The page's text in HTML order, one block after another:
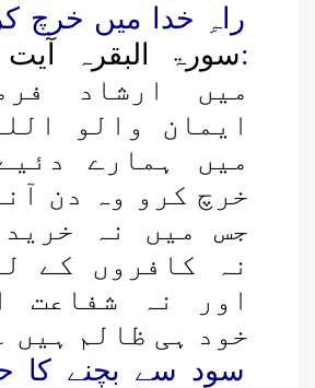
راہِ خدا میں خرچ
:
میں ارشاد
ایمان والو
میں ہمارے
خرچ کرو وہ دن
جس میں نہ
نہ کافروں کے
اور نہ شفاعت
خود ہی ظالم ہیں ۔
سود سے بچنے کا